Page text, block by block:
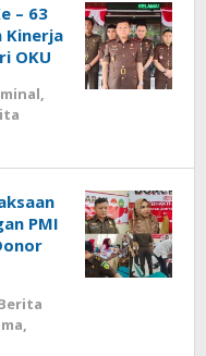
– 63
Kinerja
OKU
,
PMI
,